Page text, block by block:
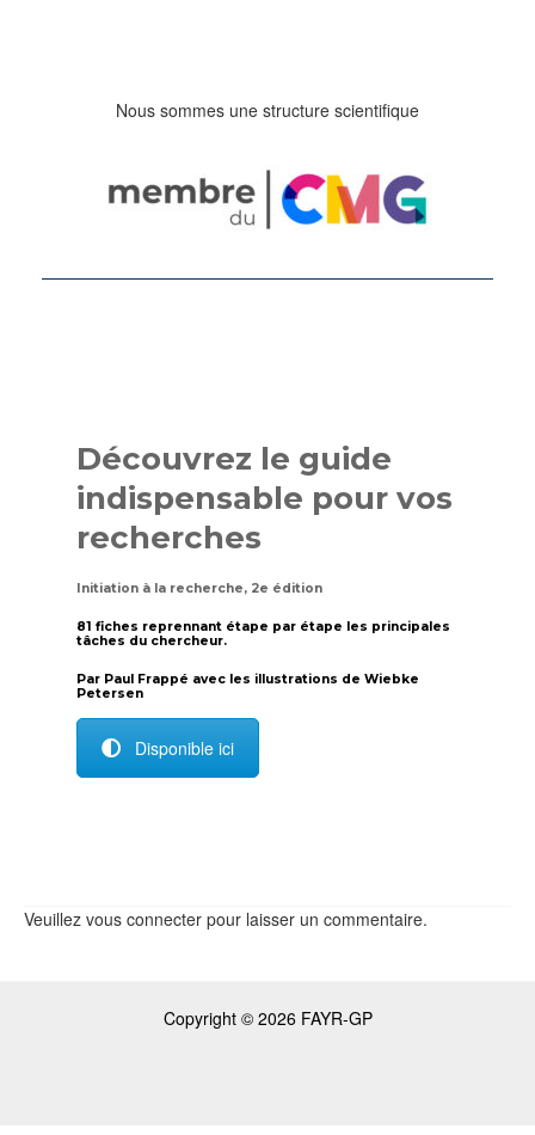
Nous sommes une structure scientifique
Découvrez le guide
indispensable pour vos
recherches
Initiation à la recherche, 2e édition
81 fiches reprennant étape par étape les principales
tâches du chercheur.
Par Paul Frappé avec les illustrations de Wiebke
Petersen
Disponible ici
Veuillez vous connecter pour laisser un commentaire.
Copyright © 2026 FAYR-GP